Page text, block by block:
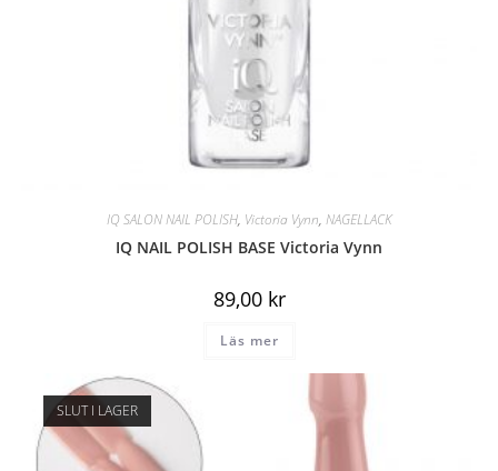
IQ SALON NAIL POLISH, Victoria Vynn, NAGELLACK
IQ NAIL POLISH BASE Victoria Vynn
89,00 kr
Läs mer
SLUT I LAGER